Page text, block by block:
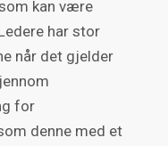
kan være
har stor
når det gjelder
for
denne med et